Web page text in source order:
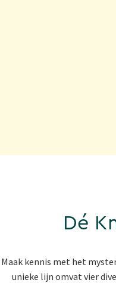
Dé
Maak kennis met het
unieke lijn omvat vier